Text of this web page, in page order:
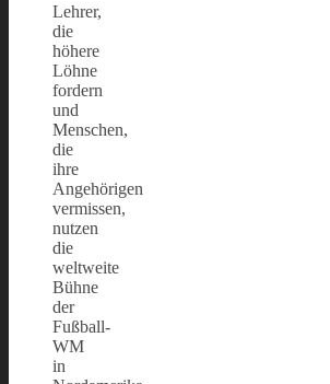
Lehrer,
die
höhere
Löhne
fordern
und
Menschen,
die
ihre
Angehörigen
vermissen,
nutzen
die
weltweite
Bühne
der
Fußball-
WM
in